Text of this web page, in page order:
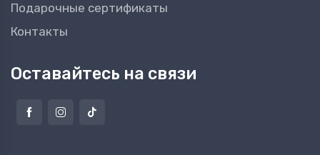
Подарочные сертификаты
Контакты
Оставайтесь на связи